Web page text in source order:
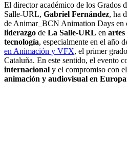
El director académico de los Grados
Salle-URL, Gabriel Fernández, ha
de Animar_BCN Animation Days en
liderazgo de La Salle-URL en artes
tecnología, especialmente en el año
en Animación y VFX, el primer
Cataluña. En este sentido, el evento
internacional y el compromiso con el
animación y audiovisual en Europa